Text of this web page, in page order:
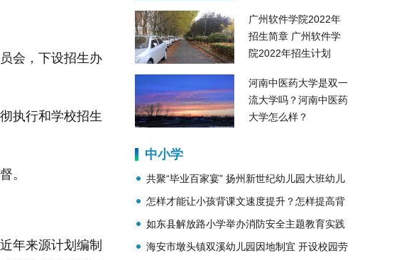
会，下设招生办
执行和学校招生
。
近年来源计划编制
广州软件学院2022年
招生简章 广州软件学
院2022年招生计划
河南中医药大学是双一
流大学吗？河南中医药
大学怎么样？
中小学
共聚“毕业百家宴” 扬州新世纪幼儿园大班幼儿
集体返园
怎样才能让小孩背课文速度提升？怎样提高背
课文的速度？
如东县解放路小学举办消防安全主题教育实践
活动
海安市墩头镇双溪幼儿园因地制宜 开设校园劳